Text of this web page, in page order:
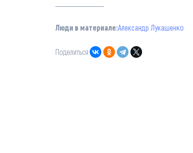
Люди в материале:Александр Лукашенко
Поделиться: